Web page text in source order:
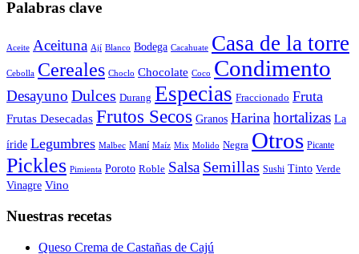
Palabras clave
Aceite Aceituna Ají Blanco Bodega Cacahuate Casa de la torre
Cebolla Cereales Choclo Chocolate Coco Condimento
Desayuno Dulces Durang Especias Fraccionado Fruta
Frutas Desecadas Frutos Secos Granos Harina hortalizas La
íride Legumbres Malbec Maní Maíz Mix Molido Negra Otros Picante
Pickles Pimienta Poroto Roble Salsa Semillas Sushi Tinto Verde
Vinagre Vino
Nuestras recetas
Queso Crema de Castañas de Cajú